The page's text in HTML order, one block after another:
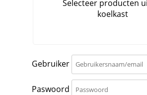
Gebruiker
Paswoord